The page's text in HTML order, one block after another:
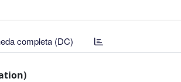
completa (DC)